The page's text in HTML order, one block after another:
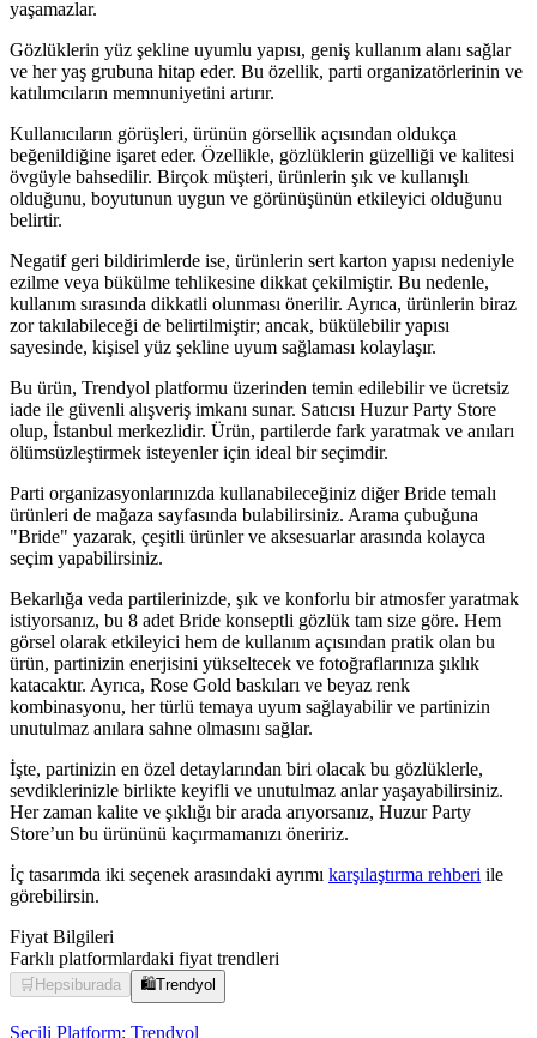
yaşamazlar.
Gözlüklerin yüz şekline uyumlu yapısı, geniş kullanım alanı sağlar
ve her yaş grubuna hitap eder. Bu özellik, parti organizatörlerinin ve
katılımcıların memnuniyetini artırır.
Kullanıcıların görüşleri, ürünün görsellik açısından oldukça
beğenildiğine işaret eder. Özellikle, gözlüklerin güzelliği ve kalitesi
övgüyle bahsedilir. Birçok müşteri, ürünlerin şık ve kullanışlı
olduğunu, boyutunun uygun ve görünüşünün etkileyici olduğunu
belirtir.
Negatif geri bildirimlerde ise, ürünlerin sert karton yapısı nedeniyle
ezilme veya bükülme tehlikesine dikkat çekilmiştir. Bu nedenle,
kullanım sırasında dikkatli olunması önerilir. Ayrıca, ürünlerin biraz
zor takılabileceği de belirtilmiştir; ancak, bükülebilir yapısı
sayesinde, kişisel yüz şekline uyum sağlaması kolaylaşır.
Bu ürün, Trendyol platformu üzerinden temin edilebilir ve ücretsiz
iade ile güvenli alışveriş imkanı sunar. Satıcısı Huzur Party Store
olup, İstanbul merkezlidir. Ürün, partilerde fark yaratmak ve anıları
ölümsüzleştirmek isteyenler için ideal bir seçimdir.
Parti organizasyonlarınızda kullanabileceğiniz diğer Bride temalı
ürünleri de mağaza sayfasında bulabilirsiniz. Arama çubuğuna
"Bride" yazarak, çeşitli ürünler ve aksesuarlar arasında kolayca
seçim yapabilirsiniz.
Bekarlığa veda partilerinizde, şık ve konforlu bir atmosfer yaratmak
istiyorsanız, bu 8 adet Bride konseptli gözlük tam size göre. Hem
görsel olarak etkileyici hem de kullanım açısından pratik olan bu
ürün, partinizin enerjisini yükseltecek ve fotoğraflarınıza şıklık
katacaktır. Ayrıca, Rose Gold baskıları ve beyaz renk
kombinasyonu, her türlü temaya uyum sağlayabilir ve partinizin
unutulmaz anılara sahne olmasını sağlar.
İşte, partinizin en özel detaylarından biri olacak bu gözlüklerle,
sevdiklerinizle birlikte keyifli ve unutulmaz anlar yaşayabilirsiniz.
Her zaman kalite ve şıklığı bir arada arıyorsanız, Huzur Party
Store’un bu ürününü kaçırmamanızı öneririz.
İç tasarımda iki seçenek arasındaki ayrımı karşılaştırma rehberi ile
görebilirsin.
Fiyat Bilgileri
Farklı platformlardaki fiyat trendleri
🛒 Hepsiburada 🛍️Trendyol
Seçili Platform: Trendyol